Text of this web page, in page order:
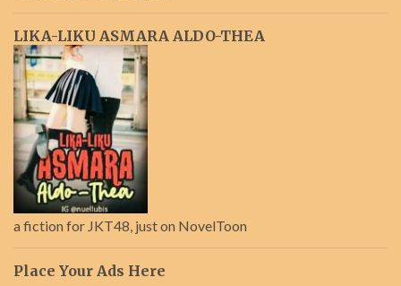
LIKA-LIKU ASMARA ALDO-THEA
a fiction for JKT48, just on NovelToon
Place Your Ads Here